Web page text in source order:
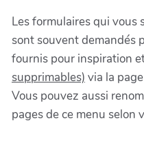
Les formulaires qui vous
sont souvent demandés
fournis pour inspiration
supprimables) via la page
Vous pouvez aussi
pages de ce menu selon